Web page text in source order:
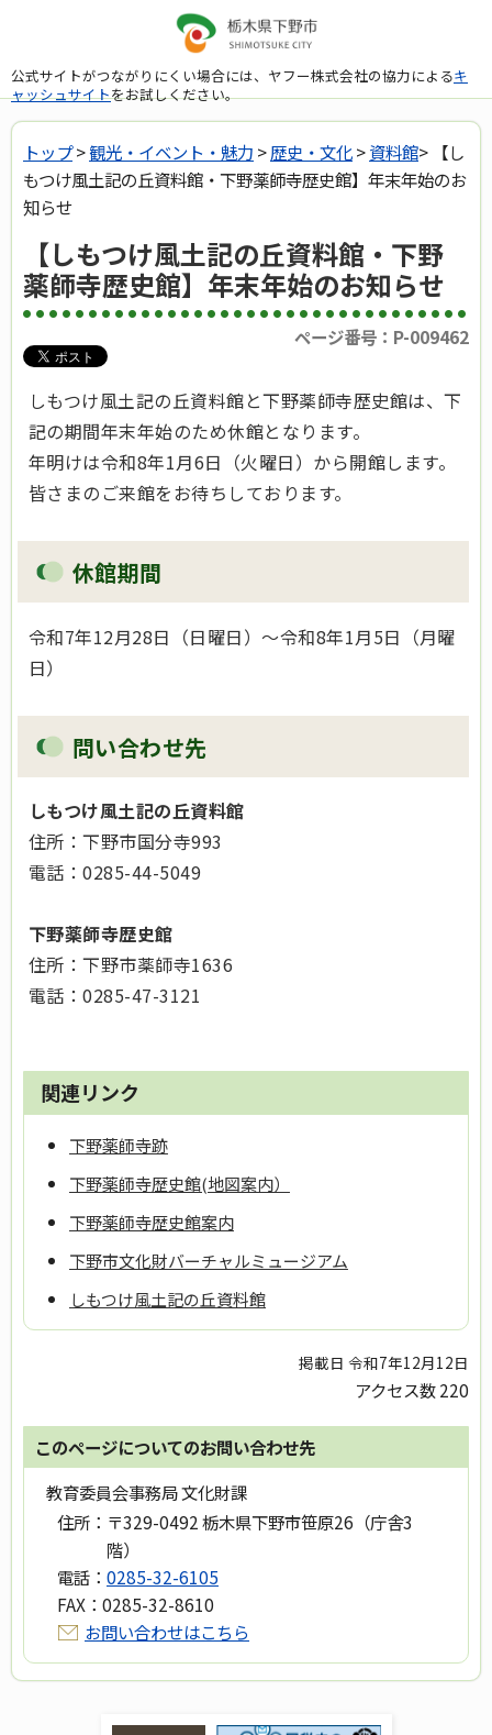
公式サイトがつながりにくい場合には、ヤフー株式会社の協力によるキ
ャッシュサイトをお試しください。
トップ>観光・イベント・魅力 >歴史・文化>資料館> 【し
もつけ風土記の丘資料館・下野薬師寺歴史館】年末年始のお
知らせ
【しもつけ風土記の丘資料館・下野
薬師寺歴史館】年末年始のお知らせ
ページ番号：P-009462
しもつけ風土記の丘資料館と下野薬師寺歴史館は、下
記の期間年末年始のため休館となります。
年明けは令和8年1月6日（火曜日）から開館します。
皆さまのご来館をお待ちしております。
休館期間
令和7年12月28日（日曜日）～令和8年1月5日（月曜
日）
問い合わせ先
しもつけ風土記の丘資料館
住所：下野市国分寺993
電話：0285-44-5049
下野薬師寺歴史館
住所：下野市薬師寺1636
電話：0285-47-3121
関連リンク
下野薬師寺跡
下野薬師寺歴史館(地図案内）
下野薬師寺歴史館案内
下野市文化財バーチャルミュージアム
しもつけ風土記の丘資料館
掲載日 令和7年12月12日
アクセス数220
このページについてのお問い合わせ先
教育委員会事務局 文化財課
住所： 〒329-0492 栃木県下野市笹原26（庁舎3
階）
電話： 0285-32-6105
FAX： 0285-32-8610
お問い合わせはこちら